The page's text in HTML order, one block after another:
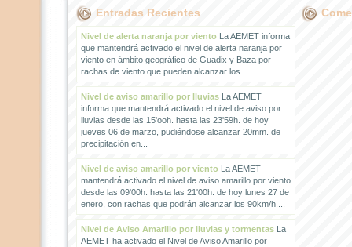
Entradas Recientes
Nivel de alerta naranja por vientoLa AEMET informa
que mantendrá activado el nivel de alerta naranja por
viento en ámbito geográfico de Guadix y Baza por
rachas de viento que pueden alcanzar los...
Nivel de aviso amarillo por lluviasLa AEMET
informa que mantendrá activado el nivel de aviso por
lluvias desde las 15'ooh. hasta las 23'59h. de hoy
jueves 06 de marzo, pudiéndose alcanzar 20mm. de
precipitación en...
Nivel de aviso amarillo por vientoLa AEMET
mantendrá activado el nivel de aviso amarillo por viento
desde las 09'00h. hasta las 21'00h. de hoy lunes 27 de
enero, con rachas que podrán alcanzar los 90km/h....
Nivel de Aviso Amarillo por lluvias y tormentasLa
AEMET ha activado el Nivel de Aviso Amarillo por